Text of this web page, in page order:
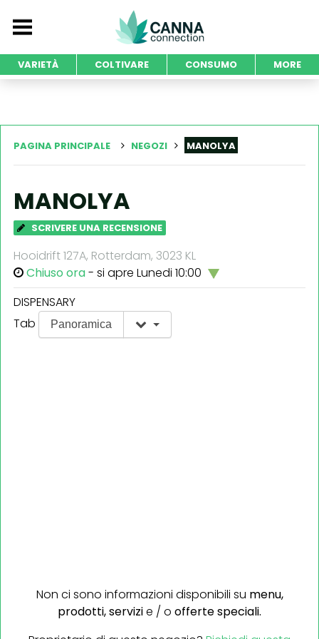
VARIETÀ COLTIVARE CONSUMO MORE
PAGINA PRINCIPALE NEGOZI MANOLYA
MANOLYA
SCRIVERE UNA RECENSIONE
Hooidrift 127A, Rotterdam, 3023 KL
Chiuso ora- si apre Lunedi 10:00
DISPENSARY
Tab
Panoramica
Non ci sono informazioni disponibili su menu,
prodotti,servizie / o offerte speciali.